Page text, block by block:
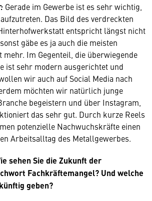
Gerade im Gewerbe ist es sehr wichtig,
Das Bild des verdreckten
entspricht längst nicht
gäbe es ja auch die meisten
mehr. Im Gegenteil, die überwiegende
ist sehr modern ausgerichtet und
wir auch auf Social Media nach
möchten wir natürlich junge
begeistern und über Instagram,
das sehr gut. Durch kurze Reels
potenzielle Nachwuchskräfte einen
Arbeitsalltag des Metallgewerbes.
sehen Sie die Zukunft der
Fachkräftemangel? Und welche
geben?